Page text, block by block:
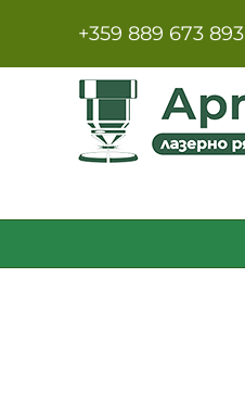
content
+359 889 673 893